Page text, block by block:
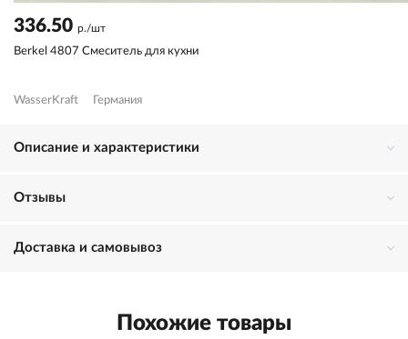
336.50 р./шт
Berkel 4807 Смеситель для кухни
WasserKraft Германия
Описание и характеристики
Отзывы
Доставка и самовывоз
Похожие товары